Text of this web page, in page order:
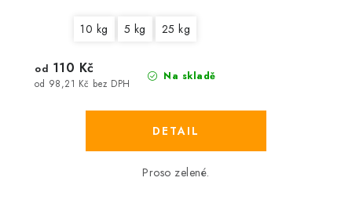
10 kg 5 kg 25 kg
Na skladě
od 98,21 Kč bez DPH
od 110 Kč
Proso zelené.